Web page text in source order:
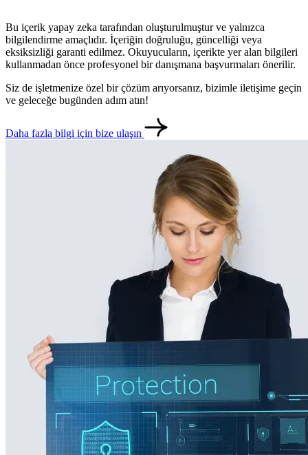
İletişim English
Bu içerik yapay zeka tarafından oluşturulmuştur ve yalnızca
bilgilendirme amaçlıdır. İçeriğin doğruluğu, güncelliği veya
eksiksizliği garanti edilmez. Okuyucuların, içerikte yer alan bilgileri
kullanmadan önce profesyonel bir danışmana başvurmaları önerilir.
Siz de işletmenize özel bir çözüm arıyorsanız, bizimle iletişime geçin
ve geleceğe bugünden adım atın!
Daha fazla bilgi için bize ulaşın